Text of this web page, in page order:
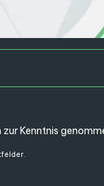
zur Kenntnis